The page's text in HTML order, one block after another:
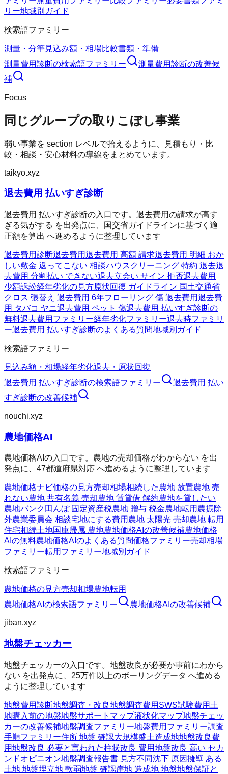
リー地域別ガイド
検索語ファミリー
測量・分筆見込み額・相場比較書類・準備
測量費用診断の検索語ファミリー 測量費用診断の改善候
補
Focus
同じグループの取りこぼし事業
弱い事業を section レベルで拾えるように、見積もり・比
較・相談・安心材料の導線をまとめています。
taikyo.xyz
退去費用 払いすぎ診断
退去費用 払いすぎ診断の入口です。退去費用の請求が高す
ぎる気がする を出発点に、国交省ガイドラインに基づく適
正額を算出 へ進めるように整理しています
退去費用診断退去費用退去費用 高額 請求退去費用 明細 おか
しい敷金 返ってこない 相談ハウスクリーニング 特約 退去退
去費用 分割払い できない退去立会い サイン 拒否退去費用
少額訴訟経年劣化の見方原状回復 ガイドライン 国土交通省
クロス 張替え 退去費用 6年フローリング 傷 退去費用退去費
用 タバコ ヤニ退去費用 ペット 傷退去費用 払いすぎ診断の
無料退去費用ファミリー経年劣化ファミリー退去時ファミリ
ー退去費用 払いすぎ診断のよくある質問地域別ガイド
検索語ファミリー
見込み額・相場経年劣化退去・原状回復
退去費用 払いすぎ診断の検索語ファミリー
退去費用 払い
すぎ診断の改善候補
nouchi.xyz
農地価格AI
農地価格AIの入口です。農地の売却価格がわからない を出
発点に、47都道府県対応 へ進めるように整理しています
農地価格ナビ価格の見方売却相場相続した農地 放置農地 売
れない農地 共有名義 売却農地 賃貸借 解約農地を貸したい
農地バンク 田んぼ 固定資産税農地 贈与 税金農地転用 農振除
外農業委員会 相談宅地にする費用 農地 太陽光 売却農地 転用
住宅相続土地国庫帰属 農地農地価格AIの改善候補農地価格
AIの無料農地価格AIのよくある質問価格ファミリー売却相場
ファミリー転用ファミリー地域別ガイド
検索語ファミリー
農地価格の見方売却相場農地転用
農地価格AI の検索語ファミリー 農地価格AI の改善候補
jiban.xyz
地盤チェッカー
地盤チェッカーの入口です。地盤改良が必要か事前にわから
ない を出発点に、25万件以上のボーリングデータ へ進める
ように整理しています
地盤費用診断地盤調査・改良地盤調査費用 SWS試験費用 土
地購入前の地盤地盤サポートマップ液状化マップ地盤チェッ
カーの改善候補地盤調査ファミリー地盤費用ファミリー調査
手順ファミリー住所 地盤 確認大規模盛土造成地地盤改良費
用地盤改良 必要と言われた柱状改良 費用地盤改良 高い セカ
ンドオピニオン地盤調査報告書 見方不同沈下 原因擁壁 ある
土地 地盤埋立地 軟弱地盤 確認崖地 造成地 地盤地盤保証と